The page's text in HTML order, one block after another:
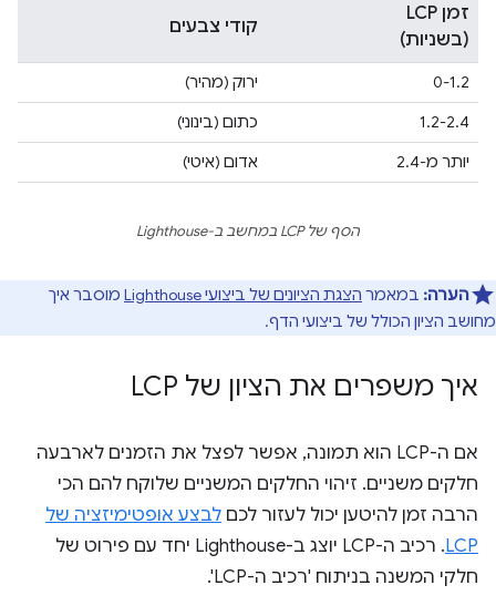
זמן LCP
(בשניות)
קודי צבעים
0-1.2
ירוק (מהיר)
1.2-2.4
כתום (בינוני)
יותר מ-2.4
אדום (איטי)
הסף של LCP במחשב ב-Lighthouse
הערה: במאמר הצגת הציונים של ביצועי Lighthouse
מוסבר איך
מחושב הציון הכולל של ביצועי הדף.
איך משפרים את הציון של LCP
אם ה-LCP הוא תמונה, אפשר לפצל את הזמנים לארבעה
חלקים משניים. זיהוי החלקים המשניים שלוקח להם הכי
הרבה זמן להיטען יכול לעזור לכם לבצע אופטימיזציה של
LCP
. רכיב ה-LCP יוצג ב-Lighthouse יחד עם פירוט של
חלקי המשנה בניתוח 'רכיב ה-LCP'.